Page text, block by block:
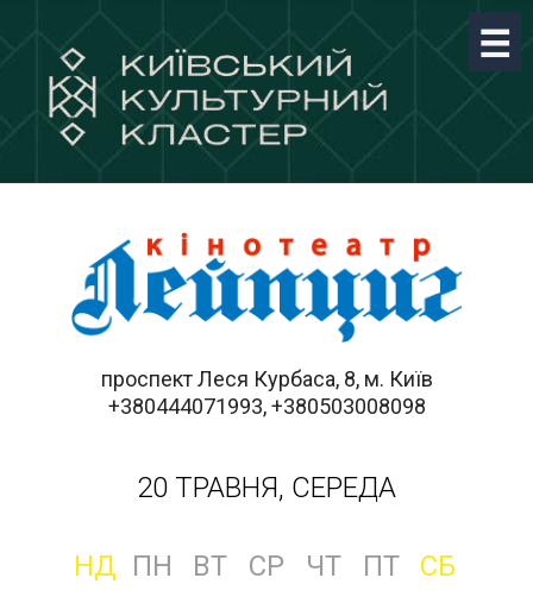
проспект Леся Курбаса, 8, м. Київ
+380444071993, +380503008098
20 ТРАВНЯ, СЕРЕДА
НД ПН ВТ СР ЧТ ПТ
СБ